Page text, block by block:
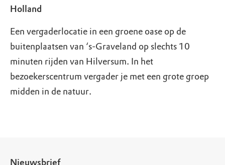
Holland
Een vergaderlocatie in een groene oase op de
buitenplaatsen van ‘s-Graveland op slechts 10
minuten rijden van Hilversum. In het
bezoekerscentrum vergader je met een grote groep
midden in de natuur.
Nieuwsbrief